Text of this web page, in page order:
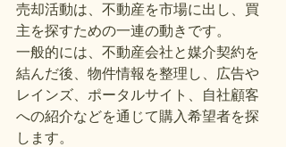
売却活動は、不動産を市場に出し、買
主を探すための一連の動きです。
一般的には、不動産会社と媒介契約を
結んだ後、物件情報を整理し、広告や
レインズ、ポータルサイト、自社顧客
への紹介などを通じて購入希望者を探
します。